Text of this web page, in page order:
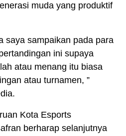
muda yang produktif
saya sampaikan pada para
ini supaya
atau menang itu biasa
atau turnamen, ”
Kota Esports
berharap selanjutnya